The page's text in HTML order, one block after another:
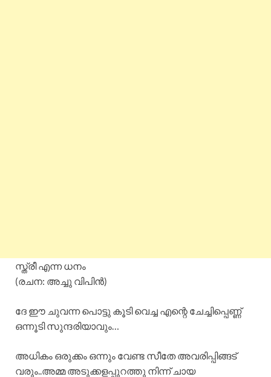
സ്ത്രീ എന്ന ധനം
(രചന: അച്ചു വിപിൻ)
ദേ ഈ ചുവന്ന പൊട്ടു കൂടി വെച്ച എന്റെ ചേച്ചിപ്പെണ്ണ്
ഒന്നൂടി സുന്ദരിയാവും…
അധികം ഒരുക്കം ഒന്നും വേണ്ട സീതേ അവരിപ്പിങ്ങട്
വരും..അമ്മ അടുക്കളപ്പുറത്തു നിന്ന് ചായ